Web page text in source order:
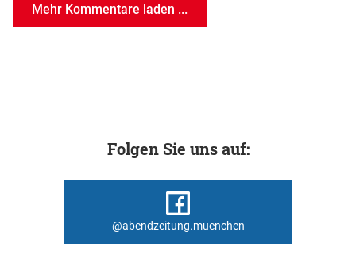
Mehr Kommentare laden ...
Folgen Sie uns auf:
@abendzeitung.muenchen